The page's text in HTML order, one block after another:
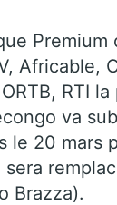
Premium
Africable,
RTI
va
le 20 mars
sera
Brazza).